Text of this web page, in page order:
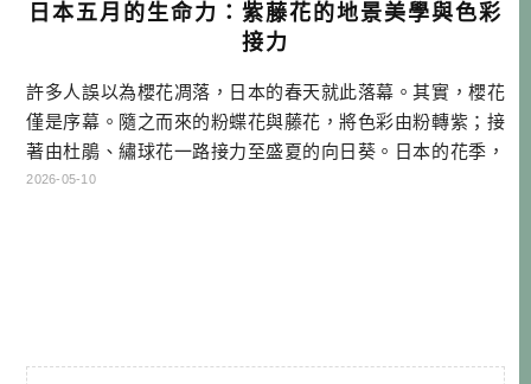
日本五月的生命力：紫藤花的地景美學與色彩
接力
許多人誤以為櫻花凋落，日本的春天就此落幕。其實，櫻花
僅是序幕。隨之而來的粉蝶花與藤花，將色彩由粉轉紫；接
著由杜鵑、繡球花一路接力至盛夏的向日葵。日本的花季，
此時才正要進入高潮。而五月的藤花，正是這場視覺饗宴
2026-05-10